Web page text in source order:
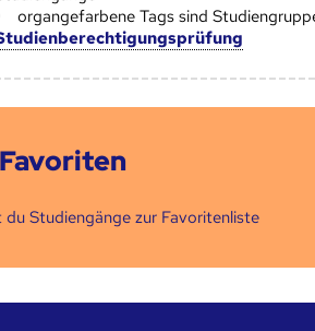
organgefarbene Tags sind
du Studiengänge zur Favoritenliste